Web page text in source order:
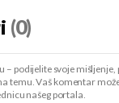
(0)
– podijelite svoje
temu. Vaš komentar
našeg portala.